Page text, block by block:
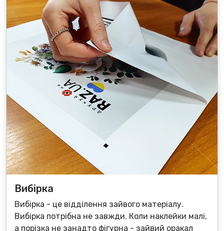
Вибірка
Вибірка - це відділення зайвого матеріалу.
Вибірка потрібна не завжди. Коли наклейки малі,
а порізка не занадто фігурна - зайвий оракал